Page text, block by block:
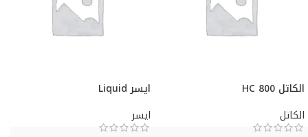
الكاتل HC 800
الكاتل
ايسر Liquid
ايسر